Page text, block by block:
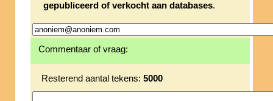
gepubliceerd of verkocht aan databases.
Commentaar of vraag:
Resterend aantal tekens: 5000